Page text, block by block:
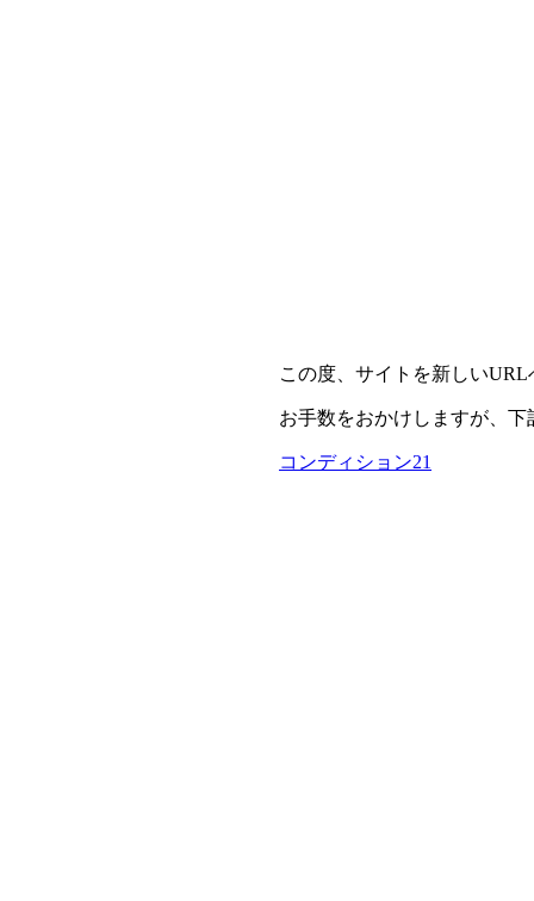
この度、サイトを新しい
お手数をおかけしますが、
コンディション21